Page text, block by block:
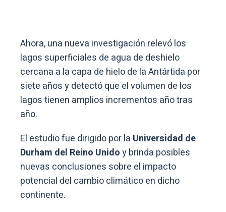
Ahora, una nueva investigación relevó los
lagos superficiales de agua de deshielo
cercana a la capa de hielo de la Antártida por
siete años y detectó que el volumen de los
lagos tienen amplios incrementos año tras
año.
El estudio fue dirigido por la Universidad de
Durham del Reino Unidoy brinda posibles
nuevas conclusiones sobre el impacto
potencial del cambio climático en dicho
continente.